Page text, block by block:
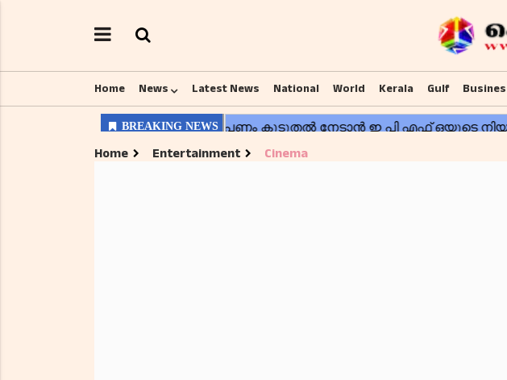
Home News Latest News National World Kerala Gulf
Home Entertainment Cinema